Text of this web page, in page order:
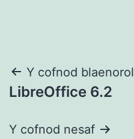
Llywio
cofnod
Y cofnod blaenorol
LibreOffice 6.2
Y cofnod nesaf